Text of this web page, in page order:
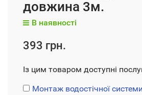
довжина 3м.
В наявності
393 грн.
Із цим товаром доступні
Монтаж водостічної системи